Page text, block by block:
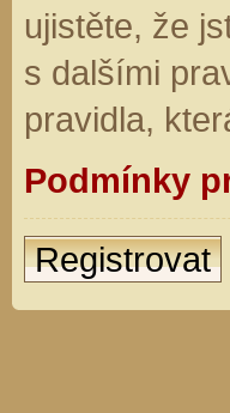
ujistěte, že
s dalšími
pravidla,
Podmínky
Registrovat